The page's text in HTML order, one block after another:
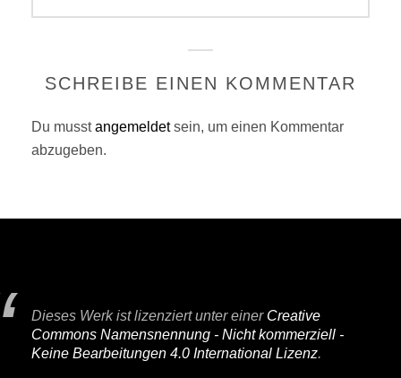
SCHREIBE EINEN KOMMENTAR
Du musstangemeldetsein, um einen Kommentar
abzugeben.
Dieses Werk ist lizenziert unter einer Creative
Commons Namensnennung - Nicht kommerziell -
Keine Bearbeitungen 4.0 International Lizenz.